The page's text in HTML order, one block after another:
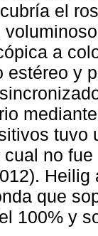
el
a
estéreo y
tuvo
no
que
100% y